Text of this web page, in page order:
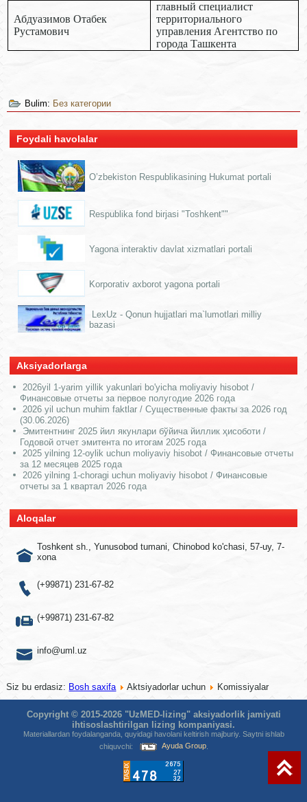
Абдуазимов Отабек
Рустамович
главный специалист
территориального
управления Агентство по
города Ташкента
Bulim: Без категории
Foydali havolalar
O’zbekiston Respublikasining Hukumat portali
Respublika fond birjasi "Toshkent""
Yagona interaktiv davlat xizmatlari portali
Korporativ axborot yagona portali
LexUz - Qonun hujjatlari ma`lumotlari milliy
bazasi
Aksiyadorlarga
2026yil 1-yarim yillik yakunlari bo'yicha moliyaviy hisobot /
Финансовые отчеты за первое полугодие 2026 года
2026 yil uchun muhim faktlar / Существенные факты за 2026 год
(30.06.2026)
Эмитентнинг 2025 йил якунлари бўйича йиллик ҳисоботи /
Годовой отчет эмитента по итогам 2025 года
2025 yilning 12-oylik uchun moliyaviy hisobot / Финансовые отчеты
за 12 месяцев 2025 года
2026 yilning 1-choragi uchun moliyaviy hisobot / Финансовые
отчеты за 1 квартал 2026 года
Aloqalar
Toshkent sh., Yunusobod tumani, Chinobod ko'chasi, 57-uy, 7-
xona
(+99871) 231-67-82
(+99871) 231-67-82
info@uml.uz
Siz bu erdasiz: Bosh saxifa Aktsiyadorlar uchun Komissiyalar
Copyright © 2015-2026 "UzMED-lizing" aksiyadorlik jamiyati
ihtisoslashtirilgan lizing kompaniyasi.
Materiallardan foydalanganda, quyidagi havolani keltirish majburiy. Saytni ishlab
chiquvchi:
Ayuda Group.